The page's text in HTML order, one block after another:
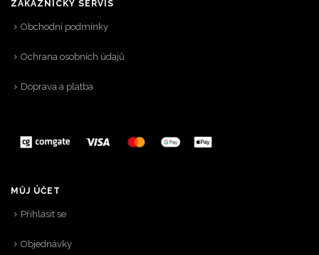
ZÁKAZNICKÝ SERVIS
Obchodní podmínky
Ochrana osobních údajů
Doprava a platba
MŮJ ÚČET
Přihlásit se
Objednávky